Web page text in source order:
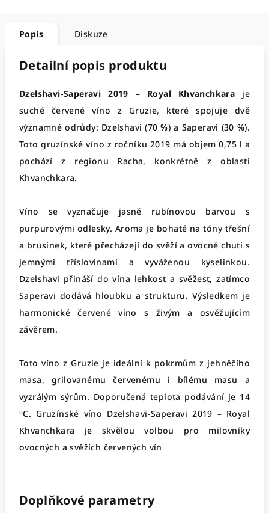
Popis Diskuze
Detailní popis produktu
Dzelshavi-Saperavi 2019 – Royal Khvanchkara je
suché červené víno z Gruzie, které spojuje dvě
významné odrůdy: Dzelshavi (70 %) a Saperavi (30 %).
Toto gruzínské víno z ročníku 2019 má objem 0,75 l a
pochází z regionu Racha, konkrétně z oblasti
Khvanchkara.
Víno se vyznačuje jasně rubínovou barvou s
purpurovými odlesky. Aroma je bohaté na tóny třešní
a brusinek, které přecházejí do svěží a ovocné chuti s
jemnými tříslovinami a vyváženou kyselinkou.
Dzelshavi přináší do vína lehkost a svěžest, zatímco
Saperavi dodává hloubku a strukturu. Výsledkem je
harmonické červené víno s živým a osvěžujícím
závěrem.
Toto víno z Gruzie je ideální k pokrmům z jehněčího
masa, grilovanému červenému i bílému masu a
vyzrálým sýrům. Doporučená teplota podávání je 14
°C. Gruzínské víno Dzelshavi-Saperavi 2019 – Royal
Khvanchkara je skvělou volbou pro milovníky
ovocných a svěžích červených vín
Doplňkové parametry